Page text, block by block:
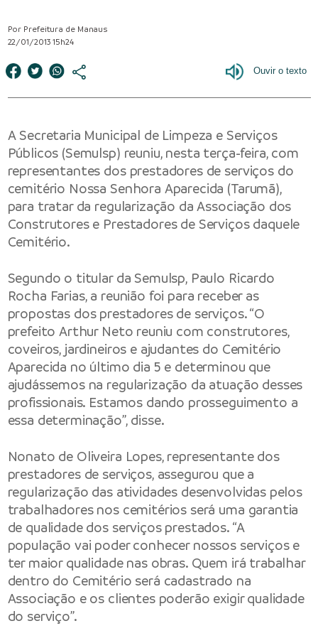
Por Prefeitura de Manaus
22/01/2013 15h24
A Secretaria Municipal de Limpeza e Serviços
Públicos (Semulsp) reuniu, nesta terça-feira, com
representantes dos prestadores de serviços do
cemitério Nossa Senhora Aparecida (Tarumã),
para tratar da regularização da Associação dos
Construtores e Prestadores de Serviços daquele
Cemitério.
Segundo o titular da Semulsp, Paulo Ricardo
Rocha Farias, a reunião foi para receber as
propostas dos prestadores de serviços. “O
prefeito Arthur Neto reuniu com construtores,
coveiros, jardineiros e ajudantes do Cemitério
Aparecida no último dia 5 e determinou que
ajudássemos na regularização da atuação desses
profissionais. Estamos dando prosseguimento a
essa determinação”, disse.
Nonato de Oliveira Lopes, representante dos
prestadores de serviços, assegurou que a
regularização das atividades desenvolvidas pelos
trabalhadores nos cemitérios será uma garantia
de qualidade dos serviços prestados. “A
população vai poder conhecer nossos serviços e
ter maior qualidade nas obras. Quem irá trabalhar
dentro do Cemitério será cadastrado na
Associação e os clientes poderão exigir qualidade
do serviço”.